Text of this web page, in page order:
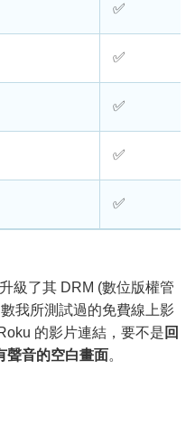
✅
✅
✅
✅
✅
級了其 DRM (數位版權管
我所測試過的免費線上影
的影片連結，要不是 回
聲音的空白畫面。